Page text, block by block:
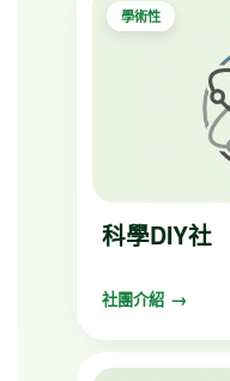
學術性
科學DIY社
社團介紹